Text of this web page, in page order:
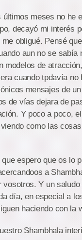
últimos meses no he
decayó mi interés
obligué. Pensé
aun no se
modelos de
cuando tpdavía
mensajes de
de vías dejara de
Y poco a poco,
como las
espero que os lo
a
vosotros. Y un
día, en especial a
haciendo con la
Shambhala